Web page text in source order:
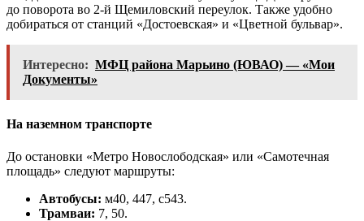
до поворота во 2-й Щемиловский переулок. Также удобно
добираться от станций «Достоевская» и «Цветной бульвар».
Интересно: МФЦ района Марьино (ЮВАО) — «Мои
Документы»
На наземном транспорте
До остановки «Метро Новослободская» или «Самотечная
площадь» следуют маршруты:
Автобусы: м40, 447, с543.
Трамваи: 7, 50.